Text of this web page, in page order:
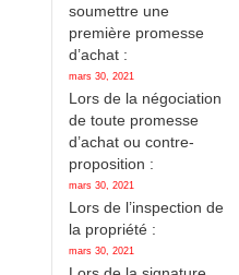
soumettre une
première promesse
d’achat :
mars 30, 2021
Lors de la négociation
de toute promesse
d’achat ou contre-
proposition :
mars 30, 2021
Lors de l’inspection de
la propriété :
mars 30, 2021